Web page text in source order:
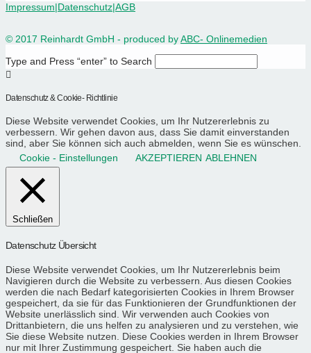
Impressum|Datenschutz|AGB
© 2017 Reinhardt GmbH - produced byABC- Onlinemedien
Type and Press “enter” to Search
Datenschutz & Cookie- Richtlinie
Diese Website verwendet Cookies, um Ihr Nutzererlebnis zu
verbessern. Wir gehen davon aus, dass Sie damit einverstanden
sind, aber Sie können sich auch abmelden, wenn Sie es wünschen.
Cookie - Einstellungen
AKZEPTIEREN ABLEHNEN
Schließen
Datenschutz Übersicht
Diese Website verwendet Cookies, um Ihr Nutzererlebnis beim
Navigieren durch die Website zu verbessern. Aus diesen Cookies
werden die nach Bedarf kategorisierten Cookies in Ihrem Browser
gespeichert, da sie für das Funktionieren der Grundfunktionen der
Website unerlässlich sind. Wir verwenden auch Cookies von
Drittanbietern, die uns helfen zu analysieren und zu verstehen, wie
Sie diese Website nutzen. Diese Cookies werden in Ihrem Browser
nur mit Ihrer Zustimmung gespeichert. Sie haben auch die